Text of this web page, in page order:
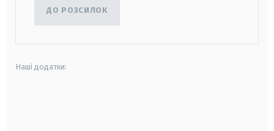
ДО РОЗСИЛОК
Наші додатки: